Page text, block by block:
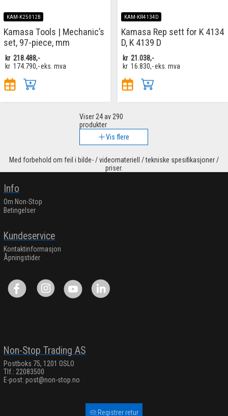
KAM-K25012B
Kamasa Tools | Mechanic’s
set, 97-piece, mm
kr 218.488,-
kr 174.790,-eks. mva
KAM-KR4134D
Kamasa Rep sett for K 4134
D, K 4139 D
kr 21.038,-
kr 16.830,-eks. mva
Viser 24av 290
produkter
Vis flere
Med forbehold om feil i bilde- / videomateriell / tekniske spesifikasjoner /
priser.
Info
Om Non-Stop
Betingelser
Kundeservice
Kontaktinformasjon
Åpningstider
Non-Stop Trading AS
Postboks 75, 1201 OSLO
Tlf.: 22083500
E-post: post@non-stop.no
Registrer retur